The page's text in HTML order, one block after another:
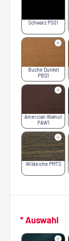
Schwarz PS01
Buche Dunkel
PBD1
American Walnut
PAW1
Wildeiche PMTS
* Auswahl